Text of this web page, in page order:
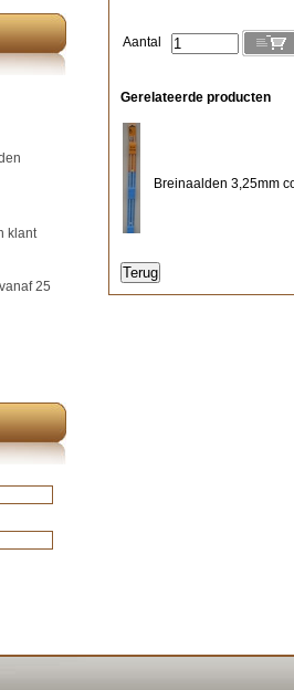
klant
25
Aantal
Gerelateerde producten
Breinaalden 3,25mm